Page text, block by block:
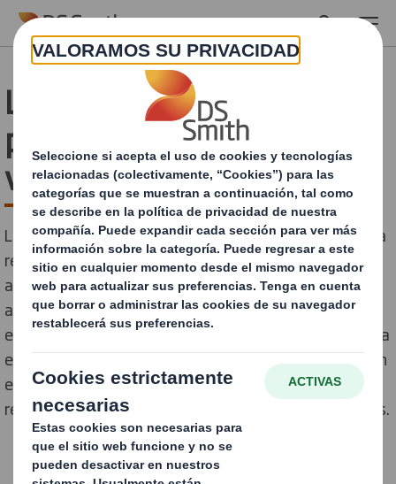
Skip to main content
La importancia del
packaging en la logística
verde
La logística verde es un enfoque estratégico que busca
reducir el impacto ambiental de cada una de las
actividades de la cadena de suministro, desde el
abastecimiento o la producción, hasta la distribución y
el transporte. Es una transformación integral de toda la
estrategia, estructura y procesos de las empresas, con
el objetivo de crear redes logísticas ambientalmente
responsables y que hagan un uso eficaz de los recursos.